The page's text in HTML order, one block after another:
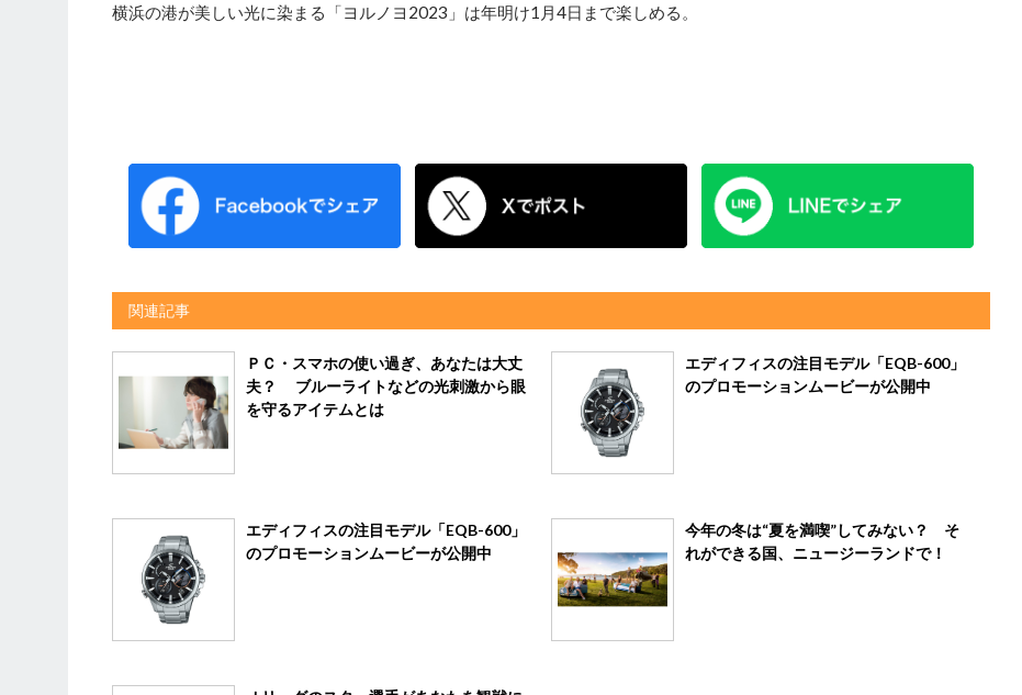
横浜の港が美しい光に染まる「ヨルノヨ2023」は年明け1⽉4⽇まで楽しめる。
関連記事
ＰＣ・スマホの使い過ぎ、あなたは大丈
夫？ ブルーライトなどの光刺激から眼
を守るアイテムとは
エディフィスの注目モデル「EQB-600」
のプロモーションムービーが公開中
エディフィスの注目モデル「EQB-600」
のプロモーションムービーが公開中
今年の冬は“夏を満喫”してみない？ そ
れができる国、ニュージーランドで！